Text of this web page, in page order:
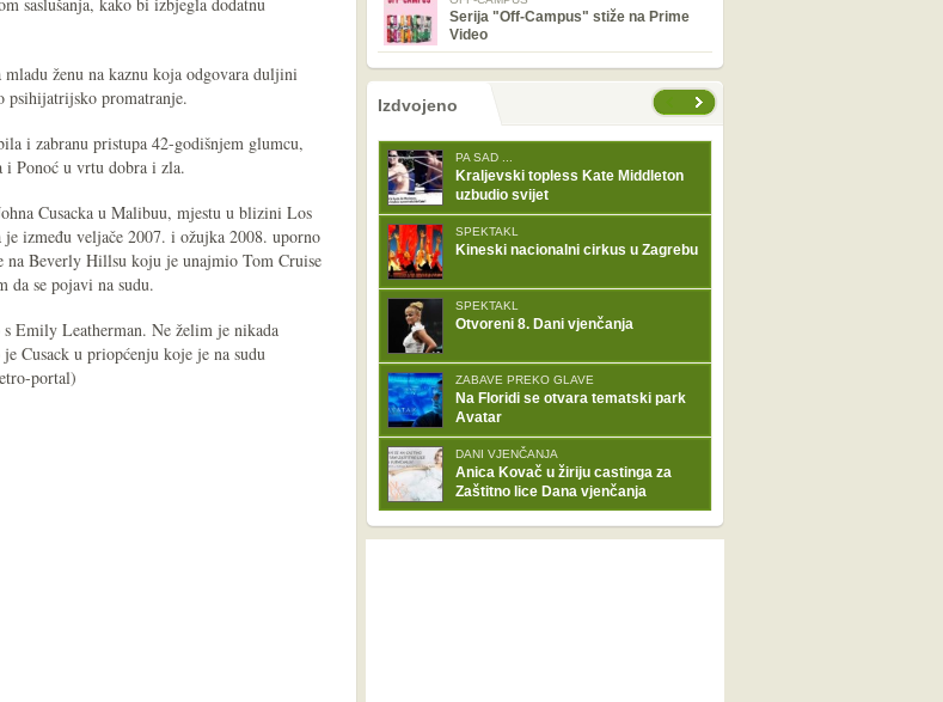
ženu na kaznu koja odgovara duljini
psihijatrijsko promatranje.
i zabranu pristupa 42-godišnjem glumcu,
Ponoć u vrtu dobra i zla.
Cusacka u Malibuu, mjestu u blizini Los
je između veljače 2007. i ožujka 2008. uporno
na Beverly Hillsu koju je unajmio Tom Cruise
da se pojavi na sudu.
Emily Leatherman. Ne želim je nikada
Cusack u priopćenju koje je na sudu
portal)
Serija "Off-Campus" stiže na Prime
Video
nema prethodne stranice
sljedećeIzdvojeno
PA SAD ...
Kraljevski topless Kate Middleton
uzbudio svijet
SPEKTAKL
Kineski nacionalni cirkus u Zagrebu
SPEKTAKL
Otvoreni 8. Dani vjenčanja
ZABAVE PREKO GLAVE
Na Floridi se otvara tematski park
Avatar
DANI VJENČANJA
Anica Kovač u žiriju castinga za
Zaštitno lice Dana vjenčanja